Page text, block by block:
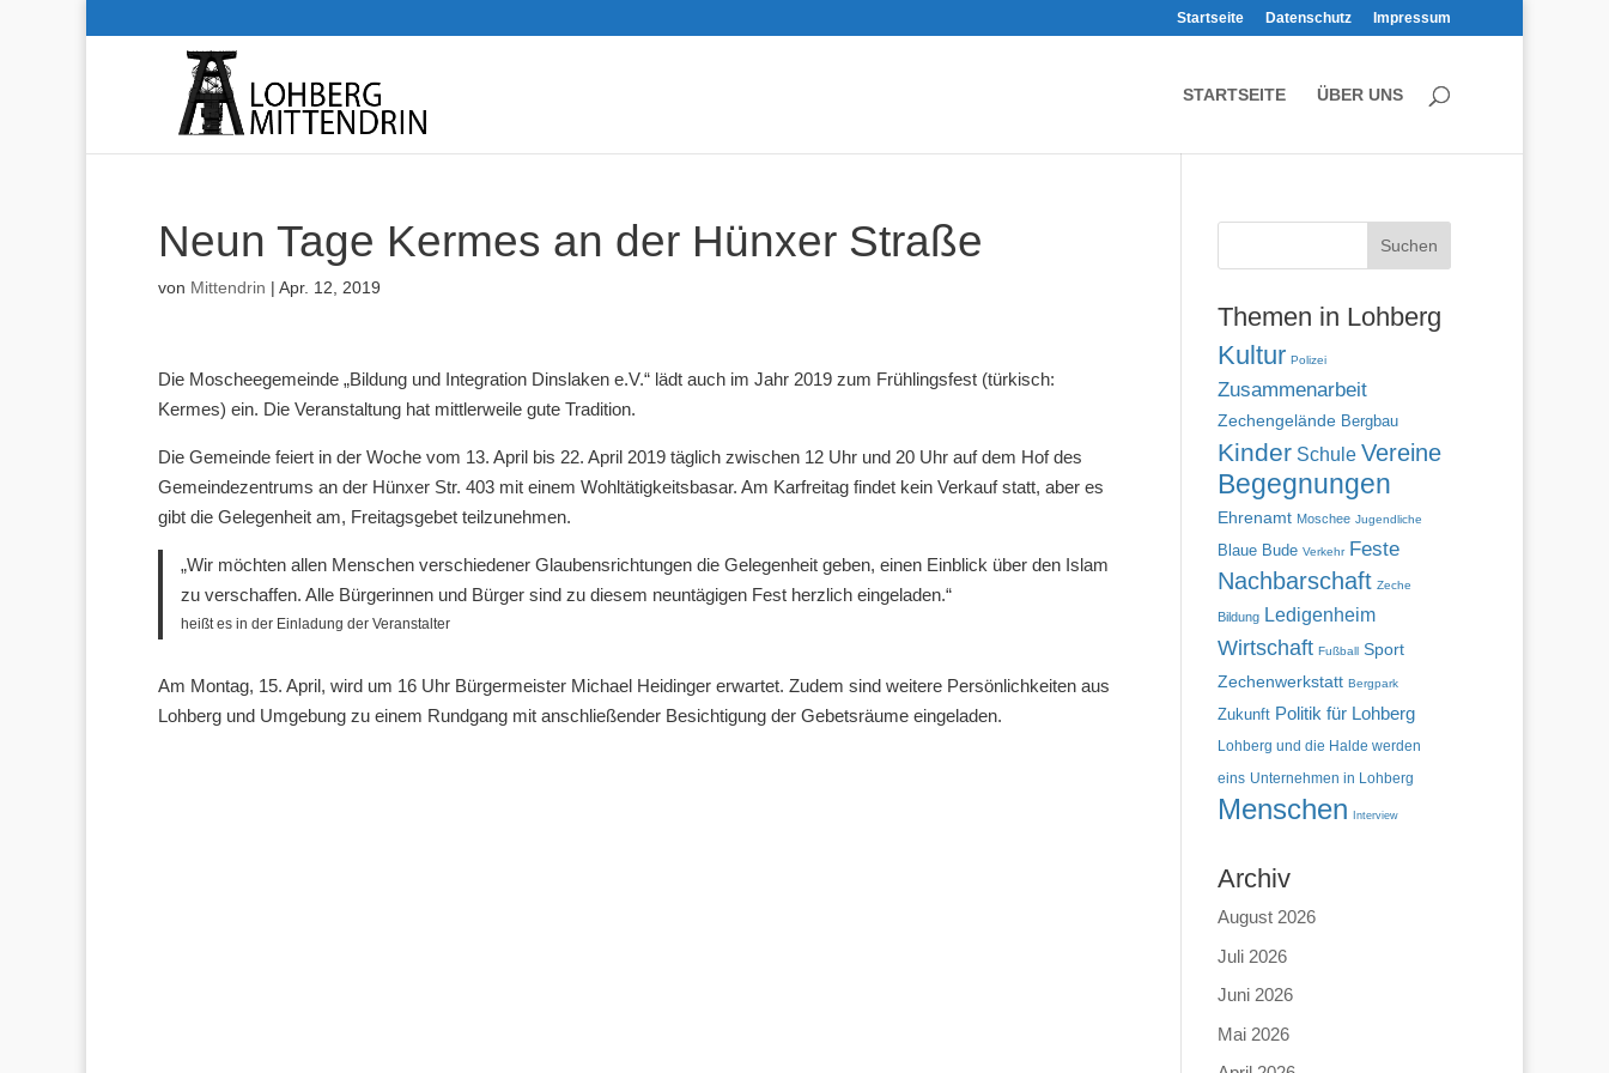
Startseite Datenschutz Impressum
STARTSEITE ÜBER UNS
Neun Tage Kermes an der Hünxer Straße
von Mittendrin | Apr. 12, 2019
Die Moscheegemeinde „Bildung und Integration Dinslaken e.V.“ lädt auch im Jahr 2019 zum Frühlingsfest (türkisch:
Kermes) ein. Die Veranstaltung hat mittlerweile gute Tradition.
Die Gemeinde feiert in der Woche vom 13. April bis 22. April 2019 täglich zwischen 12 Uhr und 20 Uhr auf dem Hof des
Gemeindezentrums an der Hünxer Str. 403 mit einem Wohltätigkeitsbasar. Am Karfreitag findet kein Verkauf statt, aber es
gibt die Gelegenheit am, Freitagsgebet teilzunehmen.
„Wir möchten allen Menschen verschiedener Glaubensrichtungen die Gelegenheit geben, einen Einblick über den Islam
zu verschaffen. Alle Bürgerinnen und Bürger sind zu diesem neuntägigen Fest herzlich eingeladen.“
heißt es in der Einladung der Veranstalter
Am Montag, 15. April, wird um 16 Uhr Bürgermeister Michael Heidinger erwartet. Zudem sind weitere Persönlichkeiten aus
Lohberg und Umgebung zu einem Rundgang mit anschließender Besichtigung der Gebetsräume eingeladen.
Themen in Lohberg
Kultur Polizei
Zusammenarbeit
Zechengelände Bergbau
Kinder Schule Vereine
Begegnungen
Ehrenamt Moschee Jugendliche
Blaue Bude Verkehr Feste
Nachbarschaft Zeche
Bildung Ledigenheim
Wirtschaft Fußball Sport
Zechenwerkstatt Bergpark
Zukunft Politik für Lohberg
Lohberg und die Halde werden
eins Unternehmen in Lohberg
Menschen Interview
Archiv
August 2026
Juli 2026
Juni 2026
Mai 2026